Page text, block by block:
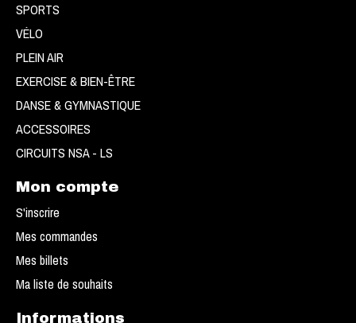
SPORTS
VÉLO
PLEIN AIR
EXERCISE & BIEN-ÊTRE
DANSE & GYMNASTIQUE
ACCESSOIRES
CIRCUITS NSA - LS
Mon compte
S'inscrire
Mes commandes
Mes billets
Ma liste de souhaits
Informations